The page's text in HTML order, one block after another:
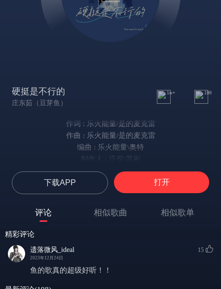
硬挺是不行的
庄东茹（豆芽鱼）
1w+ 198
作词 : 乐火能量/是的麦克雷
作曲 : 乐火能量/是的麦克雷
编曲 : 乐火能量\奥特
制作人 : 庄侃\苏彬
其实你没必要总是难为自己
钻牛角尖可解决不了问题
你清秀那张脸
你可以哭泣也没有关系
错过的就错过
下载APP 打开
评论 相似歌曲 相似歌单
精彩评论
遗落微风_ideal
2023年12月24日
15
鱼的歌真的超级好听！！